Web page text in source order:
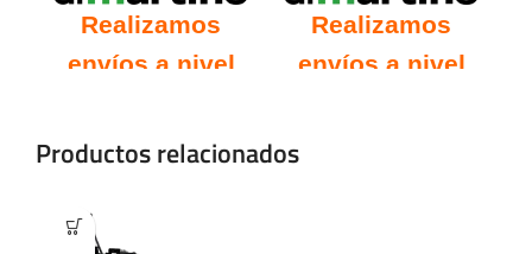
Realizamos
envíos a nivel
Realizamos
envíos a nivel
Productos relacionados